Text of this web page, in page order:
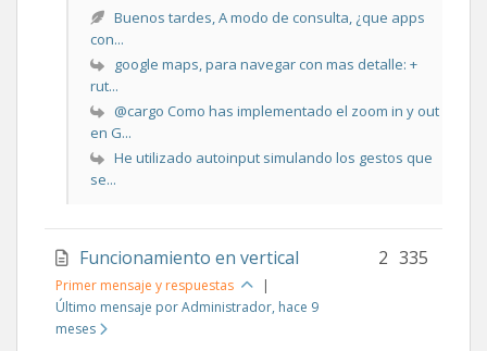
Buenos tardes, A modo de consulta, ¿que apps
con...
google maps, para navegar con mas detalle: +
rut...
@cargo Como has implementado el zoom in y out
en G...
He utilizado autoinput simulando los gestos que
se...
Funcionamiento en vertical
Primer mensaje y respuestas
|
Último mensaje por Administrador, hace 9
meses
335
2